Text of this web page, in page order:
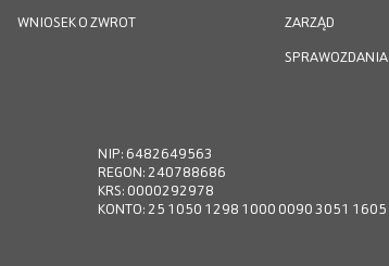
WNIOSEK O ZWROT
ZARZĄD
SPRAWOZDANIA
NIP: 6482649563
REGON: 240788686
KRS: 0000292978
KONTO: 25 1050 1298 1000 0090 3051 1605